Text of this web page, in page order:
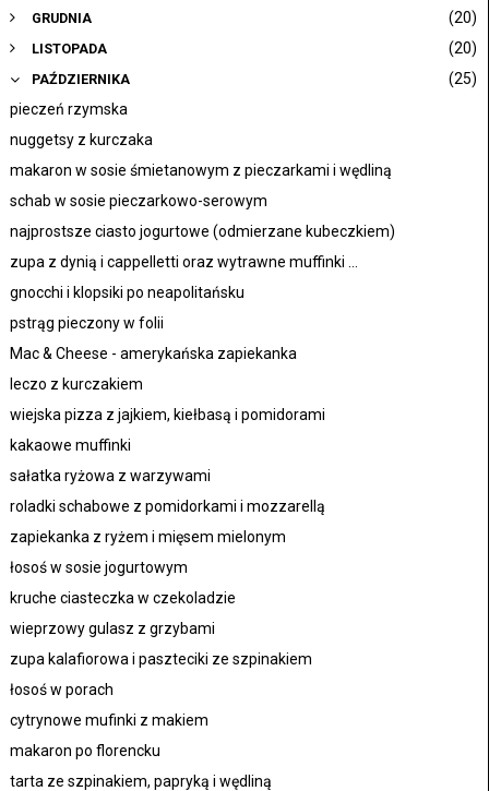
GRUDNIA (20)
LISTOPADA (20)
PAŹDZIERNIKA
(25)
pieczeń rzymska
nuggetsy z kurczaka
makaron w sosie śmietanowym z pieczarkami i wędliną
schab w sosie pieczarkowo-serowym
najprostsze ciasto jogurtowe (odmierzane kubeczkiem)
zupa z dynią i cappelletti oraz wytrawne muffinki ...
gnocchi i klopsiki po neapolitańsku
pstrąg pieczony w folii
Mac & Cheese - amerykańska zapiekanka
leczo z kurczakiem
wiejska pizza z jajkiem, kiełbasą i pomidorami
kakaowe muffinki
sałatka ryżowa z warzywami
roladki schabowe z pomidorkami i mozzarellą
zapiekanka z ryżem i mięsem mielonym
łosoś w sosie jogurtowym
kruche ciasteczka w czekoladzie
wieprzowy gulasz z grzybami
zupa kalafiorowa i paszteciki ze szpinakiem
łosoś w porach
cytrynowe mufinki z makiem
makaron po florencku
tarta ze szpinakiem, papryką i wędliną